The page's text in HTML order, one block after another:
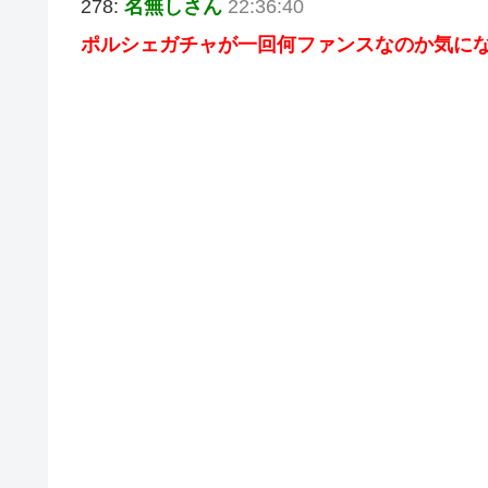
278: 名無しさん 22:36:40
ポルシェガチャが一回何ファンスなのか気に